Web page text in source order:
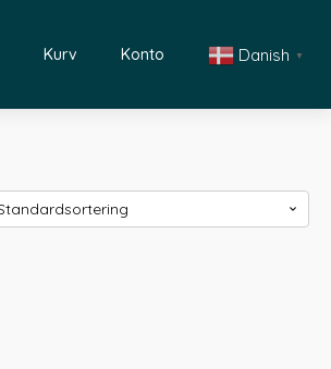
Kurv Konto Danish ▼